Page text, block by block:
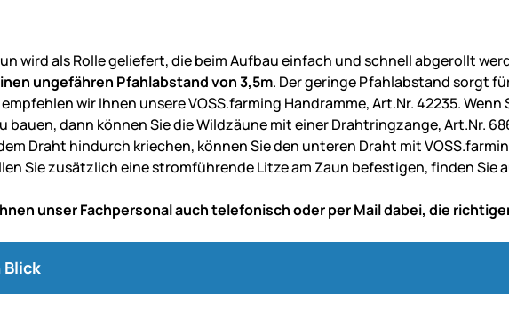
wird als Rolle geliefert, die beim Aufbau einfach und schnell abgerollt
ungefähren Pfahlabstand von 3,5m. Der geringe Pfahlabstand sorgt
wir Ihnen unsere VOSS.farming Handramme, Art.Nr. 42235.
bauen, dann können Sie die Wildzäune mit einer Drahtringzange, Art.Nr.
Draht hindurch kriechen, können Sie den unteren Draht mit
Sie zusätzlich eine stromführende Litze am Zaun befestigen, finden Sie
unser Fachpersonal auch telefonisch oder per Mail dabei, die
Blick